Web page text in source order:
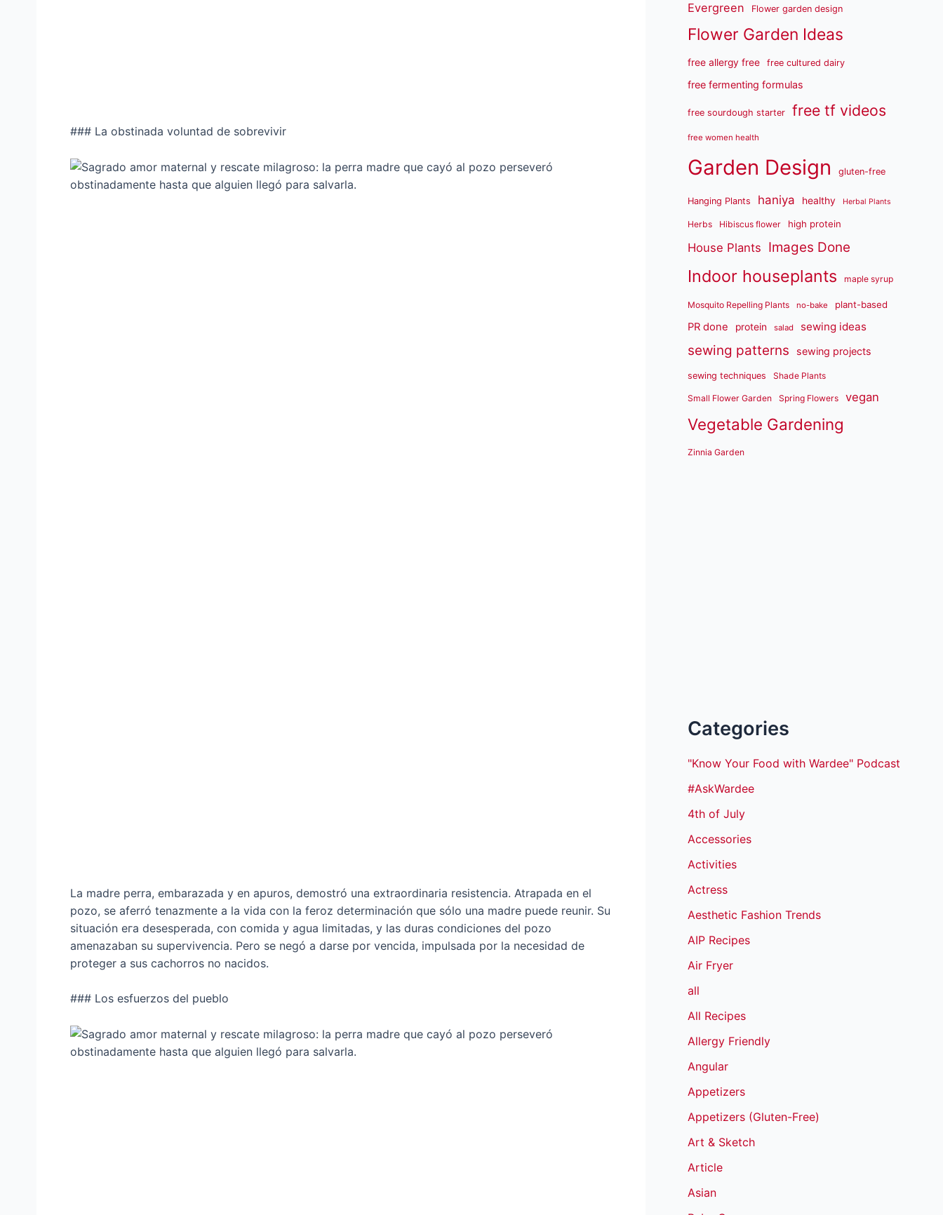
### La obstinada voluntad de sobrevivir
La madre perra, embarazada y en apuros, demostró una extraordinaria resistencia. Atrapada en el
pozo, se aferró tenazmente a la vida con la feroz determinación que sólo una madre puede reunir. Su
situación eга desesperada, con comida y agua limitadas, y las duras condiciones del pozo
amenazaban su supervivencia. Pero se negó a darse por vencida, impulsada por la necesidad de
proteger a sus cachorros no nacidos.
### Los esfuerzos del pueblo
Evergreen Flower garden design
Flower Garden Ideas
free allergy free free cultured dairy
free fermenting formulas
free sourdough starter free tf videos
free women health
Garden Design gluten-free
Hanging Plants haniya healthy Herbal Plants
Herbs Hibiscus flower high protein
House Plants Images Done
Indoor houseplants maple syrup
Mosquito Repelling Plants no-bake plant-based
PR done protein salad sewing ideas
sewing patterns sewing projects
sewing techniques Shade Plants
Small Flower Garden Spring Flowers vegan
Vegetable Gardening
Zinnia Garden
Categories
"Know Your Food with Wardee" Podcast
#AskWardee
4th of July
Accessories
Activities
Actress
Aesthetic Fashion Trends
AIP Recipes
Air Fryer
all
All Recipes
Allergy Friendly
Angular
Appetizers
Appetizers (Gluten-Free)
Art & Sketch
Article
Asian